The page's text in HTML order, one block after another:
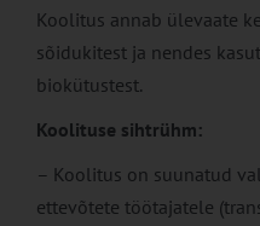
Koolitus annab ülevaate
sõidukitest ja nendes
biokütustest.
Koolituse sihtrühm:
– Koolitus on suunatud
ettevõtete töötajatele